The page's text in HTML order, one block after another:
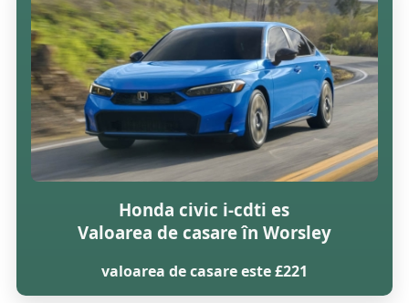
Honda civic i-cdti es
Valoarea de casare în Worsley
valoarea de casare este £221